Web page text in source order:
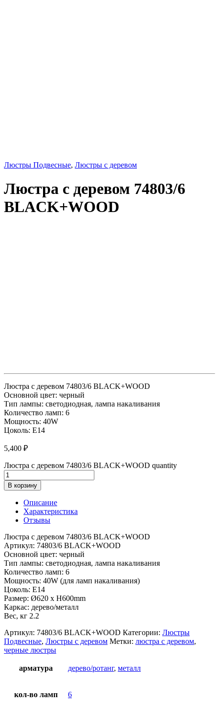
Люстры Подвесные, Люстры с деревом
Люстра с деревом 74803/6
BLACK+WOOD
Люстра с деревом 74803/6 BLACK+WOOD
Основной цвет: черный
Тип лампы: светодиодная, лампа накаливания
Количество ламп: 6
Мощность: 40W
Цоколь: Е14
5,400 ₽
Люстра с деревом 74803/6 BLACK+WOOD quantity
В корзину
Описание
Характеристика
Отзывы
Люстра с деревом 74803/6 BLACK+WOOD
Артикул: 74803/6 BLACK+WOOD
Основной цвет: черный
Тип лампы: светодиодная, лампа накаливания
Количество ламп: 6
Мощность: 40W (для ламп накаливания)
Цоколь: Е14
Размер: Ø620 x H600mm
Каркас: дерево/металл
Вес, кг 2.2
Артикул: 74803/6 BLACK+WOOD Категории: Люстры
Подвесные, Люстры с деревом Метки: люстра с деревом,
черные люстры
арматура дерево/ротанг, металл
кол-во ламп 6